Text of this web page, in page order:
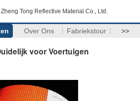
Zheng Tong Reflective Material Co., Ltd.
Over Ons Fabriekstour >>
voor Voertuigen